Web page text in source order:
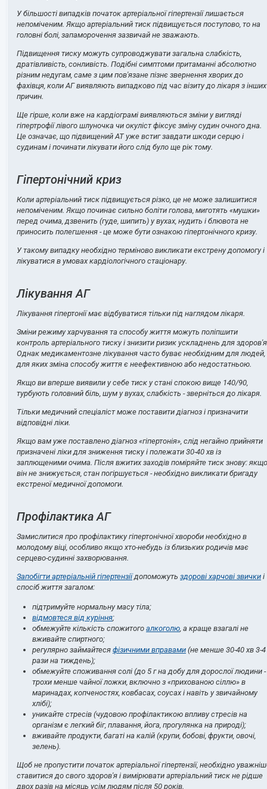
У більшості випадків початок артеріальної гіпертензії лишається
непоміченим. Якщо артеріальний тиск підвищується поступово, то на
головні болі, запаморочення зазвичай не зважають.
Підвищення тиску можуть супроводжувати загальна слабкість,
дратівливість, сонливість. Подібні симптоми притаманні абсолютно
різним недугам, саме з цим пов'язане пізнє звернення хворих до
фахівця, коли АГ виявляють випадково під час візиту до лікаря з інших
причин.
Ще гірше, коли вже на кардіограмі виявляються зміни у вигляді
гіпертрофії лівого шлуночка чи окуліст фіксує зміну судин очного дна.
Це означає, що підвищений АТ уже встиг завдати шкоди серцю і
судинам і починати лікувати його слід було ще рік тому.
Гіпертонічний криз
Коли артеріальний тиск підвищується різко, це не може залишитися
непоміченим. Якщо починає сильно боліти голова, миготять «мушки»
перед очима, дзвенить (гуде, шипить) у вухах, нудить і блювота не
приносить полегшення - це може бути ознакою гіпертонічного кризу.
У такому випадку необхідно терміново викликати екстрену допомогу і
лікуватися в умовах кардіологічного стаціонару.
Лікування АГ
Лікування гіпертонії має відбуватися тільки під наглядом лікаря.
Зміни режиму харчування та способу життя можуть поліпшити
контроль артеріального тиску і знизити ризик ускладнень для
Однак медикаментозне лікування часто буває необхідним для людей,
для яких зміна способу життя є неефективною або недостатньою.
Якщо ви вперше виявили у себе тиск у стані спокою вище 140/90,
турбують головний біль, шум у вухах, слабкість - зверніться до лікаря.
Тільки медичний спеціаліст може поставити діагноз і призначити
відповідні ліки.
Якщо вам уже поставлено діагноз «гіпертонія», слід негайно прийняти
призначені ліки для зниження тиску і полежати 30-40 хв із
заплющеними очима. Після вжитих заходів поміряйте тиск знову: якщо
він не знижується, стан погіршується - необхідно викликати бригаду
екстреної медичної допомоги.
Профілактика АГ
Замислитися про профілактику гіпертонічної хвороби необхідно в
молодому віці, особливо якщо хто-небудь із близьких родичів має
серцево-судинні захворювання.
Запобігти артеріальній гіпертензіїдопоможуть здорові харчові звички і
спосіб життя загалом:
підтримуйте нормальну масу тіла;
відмовтеся від куріння;
обмежуйте кількість спожитого алкоголю, а краще взагалі не
вживайте спиртного;
регулярно займайтеся фізичними вправами (не менше 30-40 хв 3-4
рази на тиждень);
обмежуйте споживання солі (до 5 г на добу для дорослої людини -
трохи менше чайної ложки, включно з «прихованою сіллю» в
маринадах, копченостях, ковбасах, соусах і навіть у звичайному
хлібі);
уникайте стресів (чудовою профілактикою впливу стресів на
організм є легкий біг, плавання, йога, прогулянка на природі);
вживайте продукти, багаті на калій (крупи, бобові, фрукти, овочі,
зелень).
Щоб не пропустити початок артеріальної гіпертензії, необхідно
ставитися до свого здоров'я і вимірювати артеріальний тиск не рідше
двох разів на місяць усім людям після 50 років.